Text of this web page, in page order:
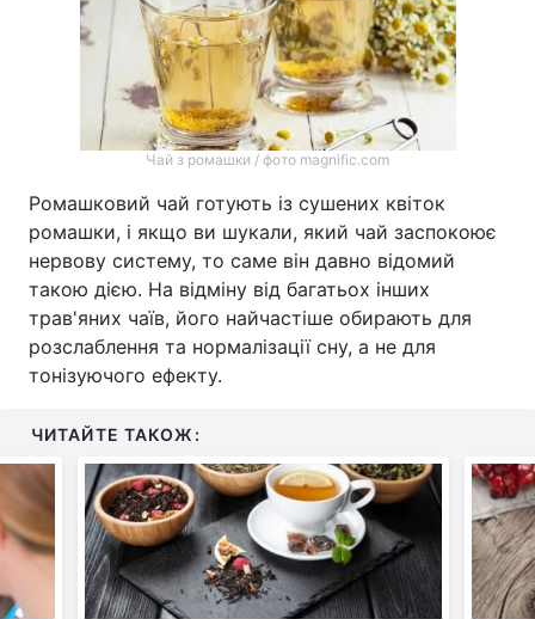
Чай з ромашки / фото magnific.com
Ромашковий чай готують із сушених квіток
ромашки, і якщо ви шукали, який чай заспокоює
нервову систему, то саме він давно відомий
такою дією. На відміну від багатьох інших
трав'яних чаїв, його найчастіше обирають для
розслаблення та нормалізації сну, а не для
тонізуючого ефекту.
ЧИТАЙТЕ ТАКОЖ: